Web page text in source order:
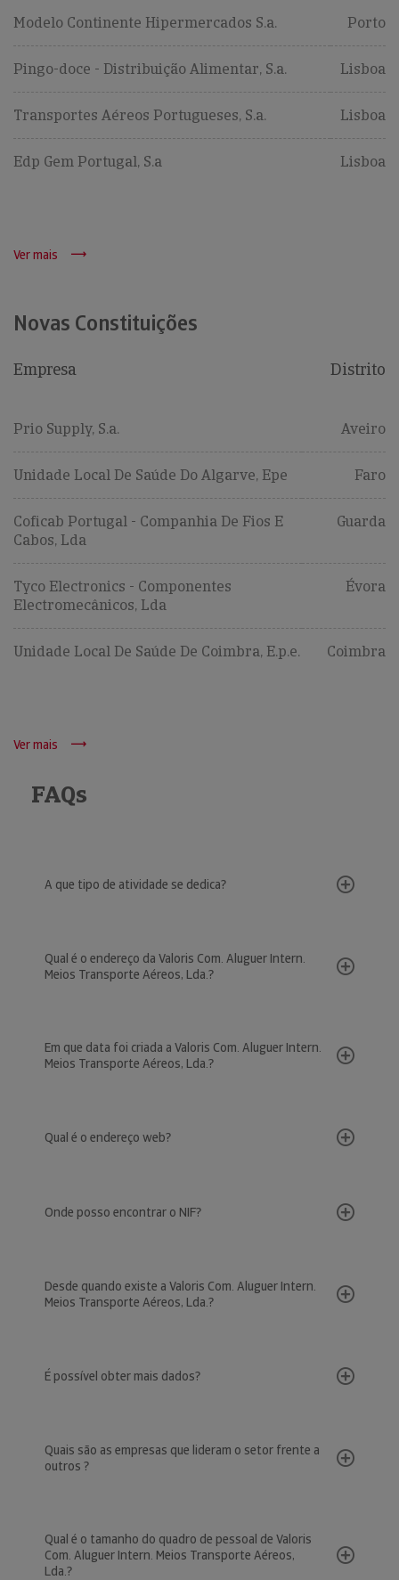
Modelo Continente Hipermercados S.a. Porto
Pingo-doce - Distribuição Alimentar, S.a. Lisboa
Transportes Aéreos Portugueses, S.a. Lisboa
Edp Gem Portugal, S.a Lisboa
Ver mais
Novas Constituições
Empresa Distrito
Prio Supply, S.a. Aveiro
Unidade Local De Saúde Do Algarve, Epe Faro
Coficab Portugal - Companhia De Fios E
Cabos, Lda
Guarda
Tyco Electronics - Componentes
Electromecânicos, Lda
Évora
Unidade Local De Saúde De Coimbra, E.p.e. Coimbra
Ver mais
FAQs
A que tipo de atividade se dedica?
Qual é o endereço da Valoris Com. Aluguer Intern.
Meios Transporte Aéreos, Lda.?
Em que data foi criada a Valoris Com. Aluguer Intern.
Meios Transporte Aéreos, Lda.?
Qual é o endereço web?
Onde posso encontrar o NIF?
Desde quando existe a Valoris Com. Aluguer Intern.
Meios Transporte Aéreos, Lda.?
É possível obter mais dados?
Quais são as empresas que lideram o setor frente a
outros ?
Qual é o tamanho do quadro de pessoal de Valoris
Com. Aluguer Intern. Meios Transporte Aéreos,
Lda.?